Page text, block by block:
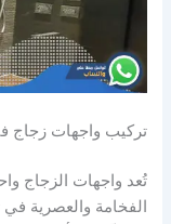
تركيب واجهات زجاج
تُعد واجهات الزجاج
الفخامة والعصرية في